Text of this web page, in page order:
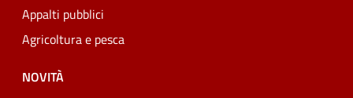
Appalti pubblici
Agricoltura e pesca
NOVITÀ